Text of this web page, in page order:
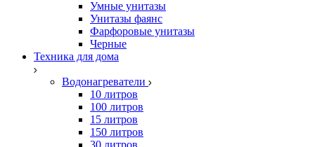
Умные унитазы
Унитазы фаянс
Фарфоровые унитазы
Черные
Техника для дома
Водонагреватели
10 литров
100 литров
15 литров
150 литров
30 литров